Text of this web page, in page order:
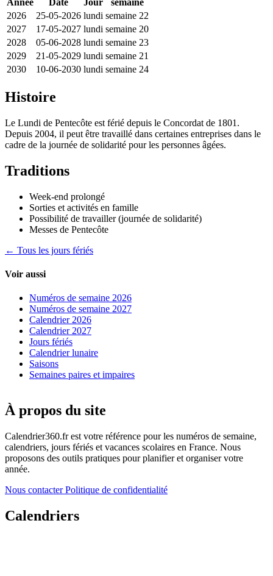
Année Date Jour
semaine
2026
25-05-2026 lundi semaine 22
2027
17-05-2027 lundi semaine 20
2028
05-06-2028 lundi semaine 23
2029
21-05-2029 lundi semaine 21
2030
10-06-2030 lundi semaine 24
Histoire
Le Lundi de Pentecôte est férié depuis le Concordat de 1801.
Depuis 2004, il peut être travaillé dans certaines entreprises dans le
cadre de la journée de solidarité pour les personnes âgées.
Traditions
Week-end prolongé
Sorties et activités en famille
Possibilité de travailler (journée de solidarité)
Messes de Pentecôte
← Tous les jours fériés
Voir aussi
Numéros de semaine 2026
Numéros de semaine 2027
Calendrier 2026
Calendrier 2027
Jours fériés
Calendrier lunaire
Saisons
Semaines paires et impaires
À propos du site
Calendrier360.fr est votre référence pour les numéros de semaine,
calendriers, jours fériés et vacances scolaires en France. Nous
proposons des outils pratiques pour planifier et organiser votre
année.
Nous contacterPolitique de confidentialité
Calendriers